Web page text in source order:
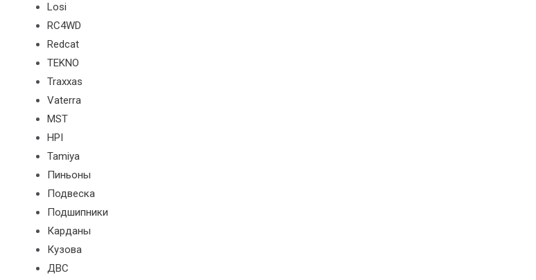
Losi
RC4WD
Redcat
TEKNO
Traxxas
Vaterra
MST
HPI
Tamiya
Пиньоны
Подвеска
Подшипники
Карданы
Кузова
ДВС